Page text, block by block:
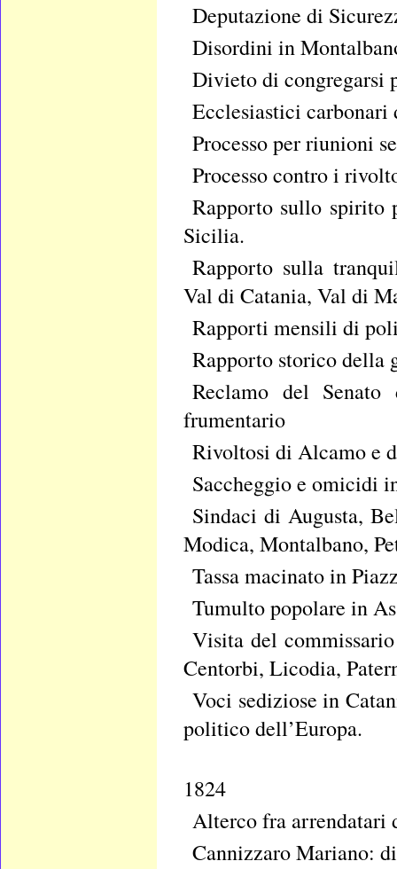
Deputazione di
Disordini in
Divieto di congregarsi
Ecclesiastici
Processo per riunioni
Processo contro i
Rapporto sullo spirito
Sicilia.
Rapporto sulla
Val di Catania, Val di
Rapporti mensili di
Rapporto storico della
Reclamo del
frumentario
Rivoltosi di Alcamo e
Saccheggio e omicidi
Sindaci di Augusta,
Modica, Montalbano,
Tassa macinato in
Tumulto popolare in
Visita del
Centorbi, Licodia,
Voci sediziose in
politico dell’Europa.
1824
Alterco fra arrendatari
Cannizzaro Mariano: